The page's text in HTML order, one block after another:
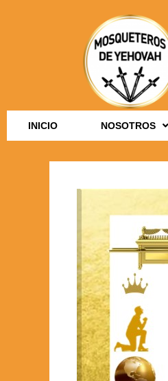
INICIO NOSOTROS